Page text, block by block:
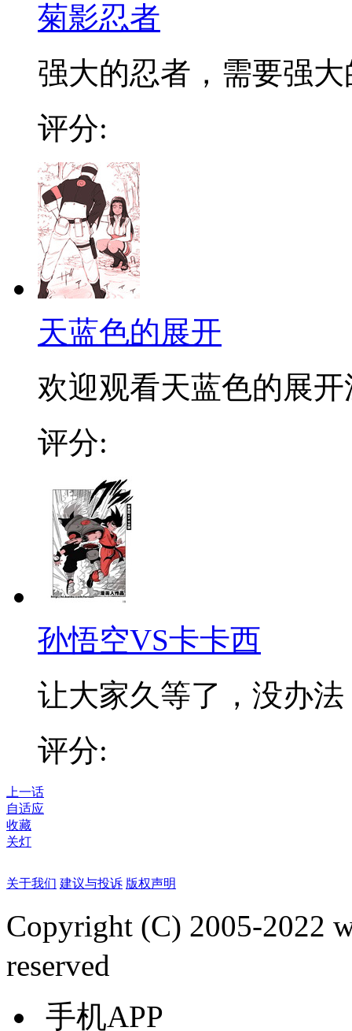
菊影忍者
强大的忍者，需要强
评分:
天蓝色的展开
欢迎观看天蓝色的展
评分:
孙悟空VS卡卡西
让大家久等了，没办
评分:
上一话
自适应
收藏
关灯
关于我们 建议与投诉 版权声明
Copyright (C) 2005-2022
reserved
手机APP